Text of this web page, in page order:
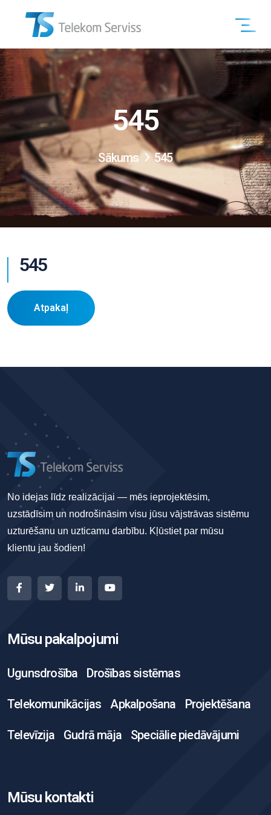
545
Sākums 545
545
Atpakaļ
No idejas līdz realizācijai — mēs ieprojektēsim,
uzstādīsim un nodrošināsim visu jūsu vājstrāvas sistēmu
uzturēšanu un uzticamu darbību. Kļūstiet par mūsu
klientu jau šodien!
Mūsu pakalpojumi
Ugunsdrošība Drošības sistēmas
Telekomunikācijas Apkalpošana Projektēšana
Televīzija Gudrā māja Speciālie piedāvājumi
Mūsu kontakti